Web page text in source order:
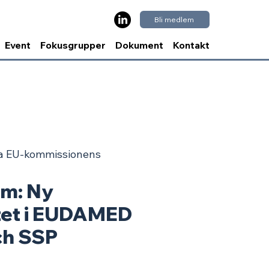
Bli medlem
Event Fokusgrupper Dokument Kontakt
EU-kommissionens
Ny
i EUDAMED
SSP